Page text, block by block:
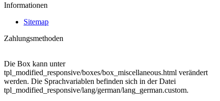
Informationen
Sitemap
Zahlungsmethoden
Die Box kann unter
tpl_modified_responsive/boxes/box_miscellaneous.html verändert
werden. Die Sprachvariablen befinden sich in der Datei
tpl_modified_responsive/lang/german/lang_german.custom.